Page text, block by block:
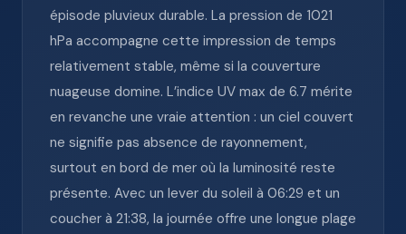
épisode pluvieux durable. La pression de 1021
hPa accompagne cette impression de temps
relativement stable, même si la couverture
nuageuse domine. L’indice UV max de 6.7 mérite
en revanche une vraie attention : un ciel couvert
ne signifie pas absence de rayonnement,
surtout en bord de mer où la luminosité reste
présente. Avec un lever du soleil à 06:29 et un
coucher à 21:38, la journée offre une longue plage